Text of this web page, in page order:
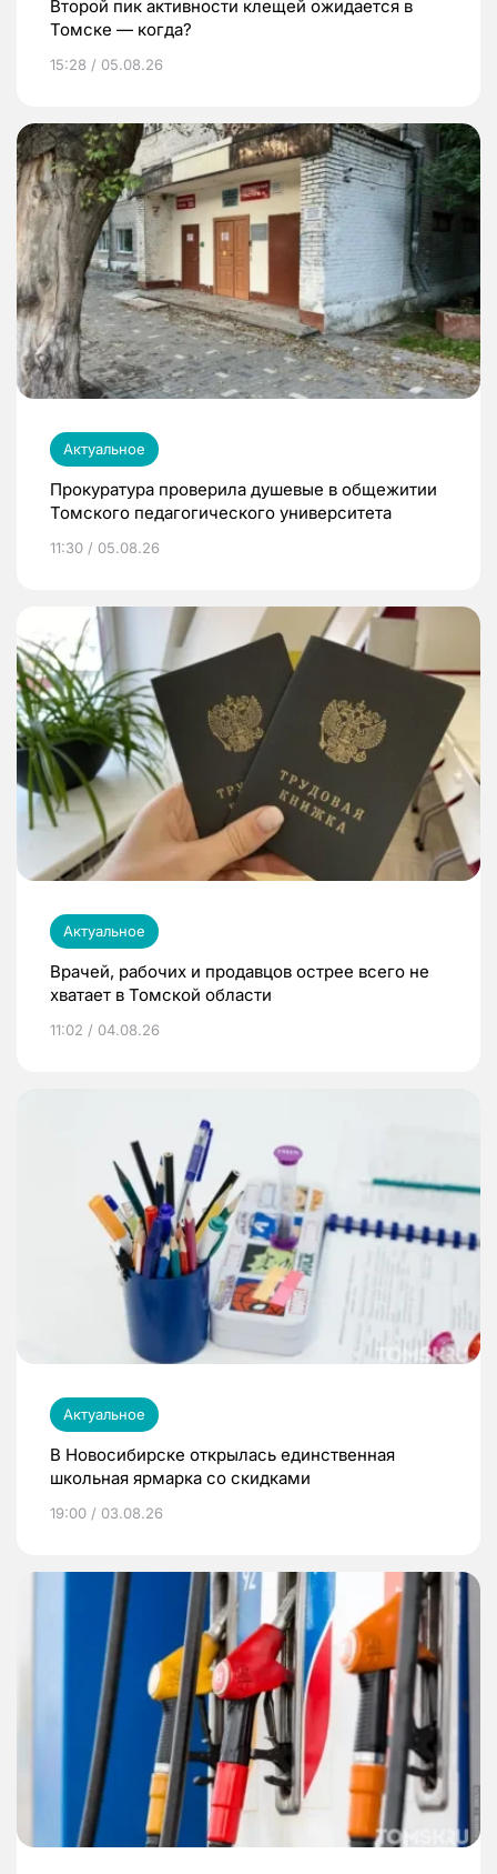
Второй пик активности клещей ожидается в
Томске — когда?
15:28 / 05.08.26
Актуальное
Прокуратура проверила душевые в общежитии
Томского педагогического университета
11:30 / 05.08.26
Актуальное
Врачей, рабочих и продавцов острее всего не
хватает в Томской области
11:02 / 04.08.26
Актуальное
В Новосибирске открылась единственная
школьная ярмарка со скидками
19:00 / 03.08.26